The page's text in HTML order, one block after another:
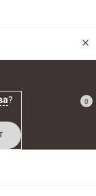
×
? 0